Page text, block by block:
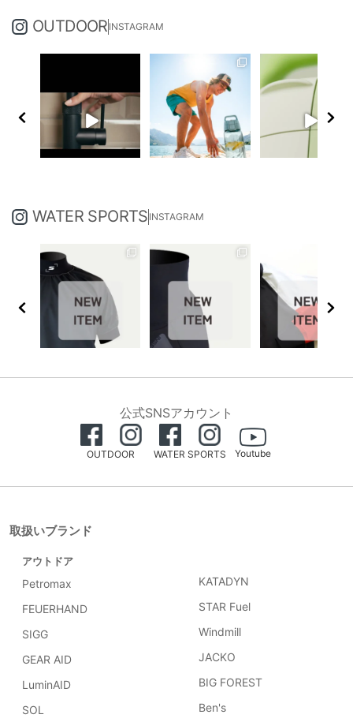
OUTDOOR INSTAGRAM
WATER SPORTS INSTAGRAM
公式SNSアカウント
OUTDOOR WATER SPORTS Youtube
取扱いブランド
アウトドア
Petromax
FEUERHAND
SIGG
GEAR AID
LuminAID
SOL
KATADYN
STAR Fuel
Windmill
JACKO
BIG FOREST
Ben's